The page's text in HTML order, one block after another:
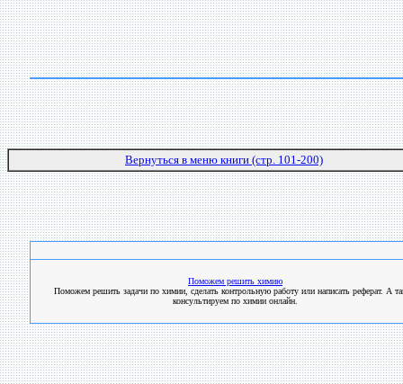
Вернуться в меню книги (стр. 101-200)
Поможем решить химию
Поможем решить задачи по химии, сделать контрольную работу или написать реферат. А
консультируем по химии онлайн.